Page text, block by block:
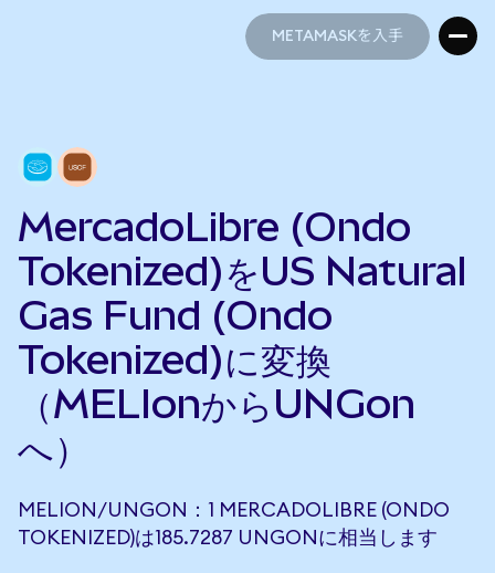
METAMASKを入手
MercadoLibre (Ondo
Tokenized)をUS Natural
Gas Fund (Ondo
Tokenized)に変換
（MELIonからUNGon
へ）
MELION/UNGON：1 MERCADOLIBRE (ONDO
TOKENIZED)は185.7287 UNGONに相当します